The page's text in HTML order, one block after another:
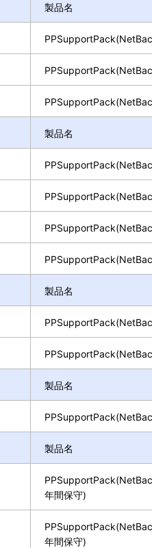
製品名
製品名
製品名
製品名
製品名
年間保守)
年間保守)